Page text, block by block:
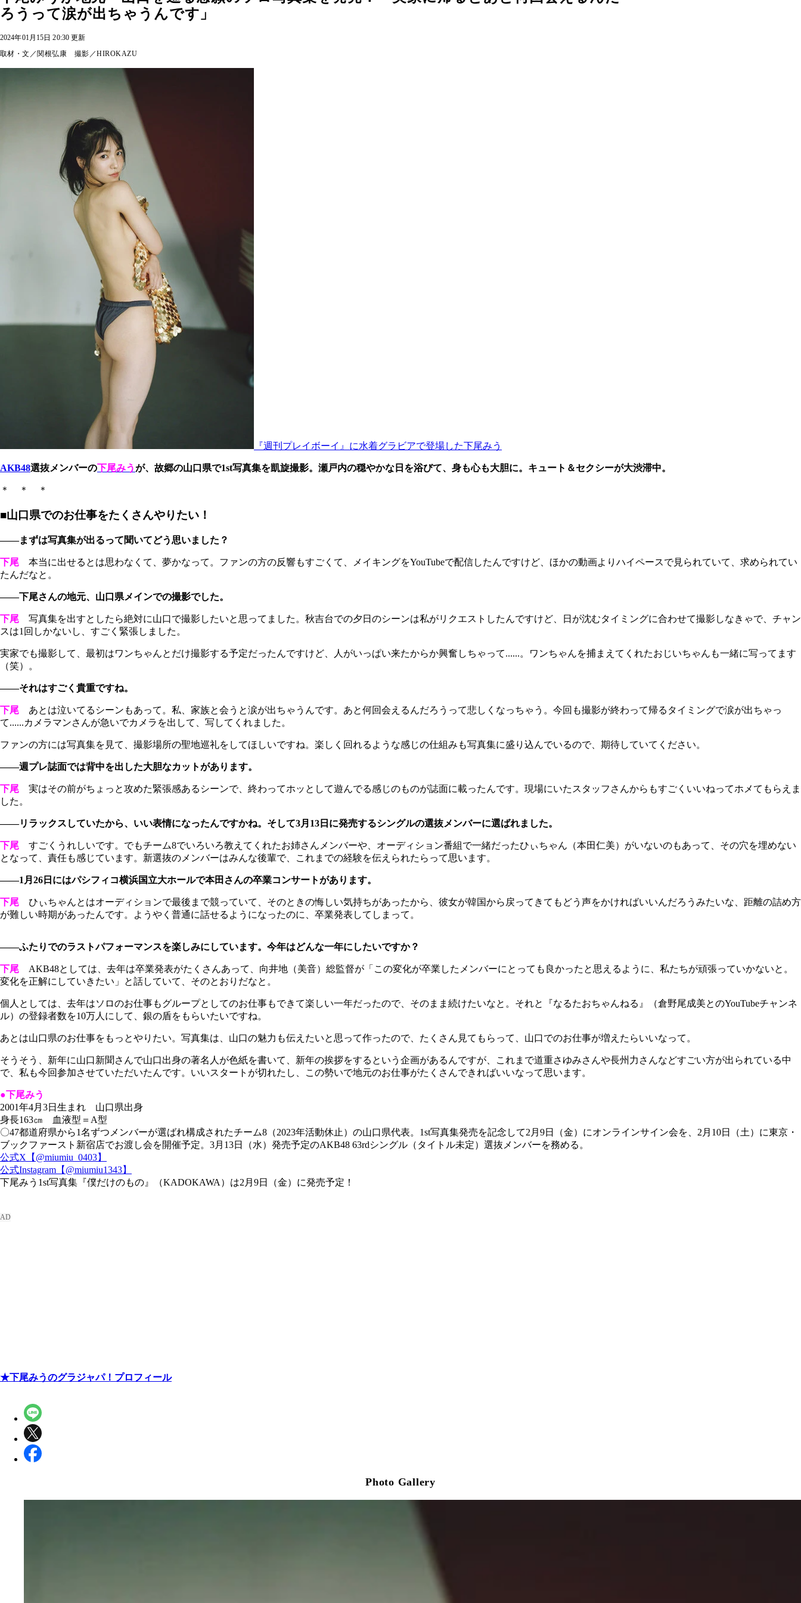
ろうって涙が出ちゃうんです」
2024年01月15日 20:30 更新
取材・文／関根弘康 撮影／HIROKAZU
『週刊プレイボーイ』に水着グラビアで登場した下尾みう
AKB48選抜メンバーの下尾みうが、故郷の山口県で1st写真集を凱旋撮影。瀬戸内の穏やかな日を浴びて、身も心も大胆に。キュート＆セクシーが大渋滞中。
＊ ＊ ＊
■山口県でのお仕事をたくさんやりたい！
――まずは写真集が出るって聞いてどう思いました？
下尾 本当に出せるとは思わなくて、夢かなって。ファンの方の反響もすごくて、メイキングをYouTubeで配信したんですけど、ほかの動画よりハイペースで見られていて、求められてい
たんだなと。
――下尾さんの地元、山口県メインでの撮影でした。
下尾 写真集を出すとしたら絶対に山口で撮影したいと思ってました。秋吉台での夕日のシーンは私がリクエストしたんですけど、日が沈むタイミングに合わせて撮影しなきゃで、チャン
スは1回しかないし、すごく緊張しました。
実家でも撮影して、最初はワンちゃんとだけ撮影する予定だったんですけど、人がいっぱい来たからか興奮しちゃって......。ワンちゃんを捕まえてくれたおじいちゃんも一緒に写ってます
（笑）。
――それはすごく貴重ですね。
下尾 あとは泣いてるシーンもあって。私、家族と会うと涙が出ちゃうんです。あと何回会えるんだろうって悲しくなっちゃう。今回も撮影が終わって帰るタイミングで涙が出ちゃっ
て......カメラマンさんが急いでカメラを出して、写してくれました。
ファンの方には写真集を見て、撮影場所の聖地巡礼をしてほしいですね。楽しく回れるような感じの仕組みも写真集に盛り込んでいるので、期待していてください。
――週プレ誌面では背中を出した大胆なカットがあります。
下尾 実はその前がちょっと攻めた緊張感あるシーンで、終わってホッとして遊んでる感じのものが誌面に載ったんです。現場にいたスタッフさんからもすごくいいねってホメてもらえま
した。
――リラックスしていたから、いい表情になったんですかね。そして3月13日に発売するシングルの選抜メンバーに選ばれました。
下尾 すごくうれしいです。でもチーム8でいろいろ教えてくれたお姉さんメンバーや、オーディション番組で一緒だったひぃちゃん（本田仁美）がいないのもあって、その穴を埋めない
となって、責任も感じています。新選抜のメンバーはみんな後輩で、これまでの経験を伝えられたらって思います。
――1月26日にはパシフィコ横浜国立大ホールで本田さんの卒業コンサートがあります。
下尾 ひぃちゃんとはオーディションで最後まで競っていて、そのときの悔しい気持ちがあったから、彼女が韓国から戻ってきてもどう声をかければいいんだろうみたいな、距離の詰め方
が難しい時期があったんです。ようやく普通に話せるようになったのに、卒業発表してしまって。
――ふたりでのラストパフォーマンスを楽しみにしています。今年はどんな一年にしたいですか？
下尾 AKB48としては、去年は卒業発表がたくさんあって、向井地（美音）総監督が「この変化が卒業したメンバーにとっても良かったと思えるように、私たちが頑張っていかないと。
変化を正解にしていきたい」と話していて、そのとおりだなと。
個人としては、去年はソロのお仕事もグループとしてのお仕事もできて楽しい一年だったので、そのまま続けたいなと。それと『なるたおちゃんねる』（倉野尾成美とのYouTubeチャンネ
ル）の登録者数を10万人にして、銀の盾をもらいたいですね。
あとは山口県のお仕事をもっとやりたい。写真集は、山口の魅力も伝えたいと思って作ったので、たくさん見てもらって、山口でのお仕事が増えたらいいなって。
そうそう、新年に山口新聞さんで山口出身の著名人が色紙を書いて、新年の挨拶をするという企画があるんですが、これまで道重さゆみさんや長州力さんなどすごい方が出られている中
で、私も今回参加させていただいたんです。いいスタートが切れたし、この勢いで地元のお仕事がたくさんできればいいなって思います。
●下尾みう
2001年4月3日生まれ 山口県出身
身長163㎝ 血液型＝A型
〇47都道府県から1名ずつメンバーが選ばれ構成されたチーム8（2023年活動休止）の山口県代表。1st写真集発売を記念して2月9日（金）にオンラインサイン会を、2月10日（土）に東京・
ブックファースト新宿店でお渡し会を開催予定。3月13日（水）発売予定のAKB48 63rdシングル（タイトル未定）選抜メンバーを務める。
公式X【@miumiu_0403】
公式Instagram【@miumiu1343】
下尾みう1st写真集『僕だけのもの』（KADOKAWA）は2月9日（金）に発売予定！
★下尾みうのグラジャパ！プロフィール
Photo Gallery